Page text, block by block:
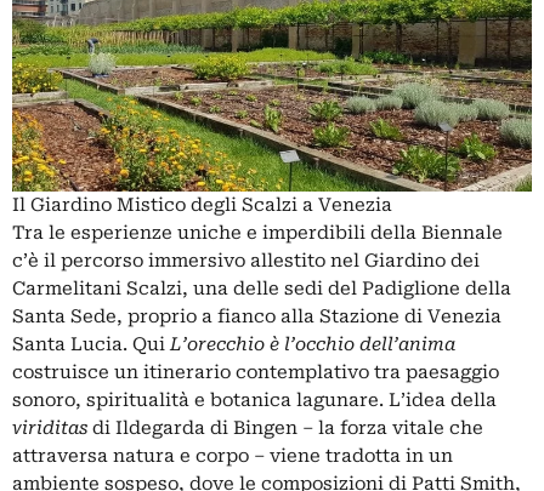
Il Giardino Mistico degli Scalzi a Venezia
Tra le esperienze uniche e imperdibili della Biennale
c’è il percorso immersivo allestito nel Giardino dei
Carmelitani Scalzi, una delle sedi del Padiglione della
Santa Sede, proprio a fianco alla Stazione di Venezia
Santa Lucia. QuiL’orecchio è l’occhio dell’anima
costruisce un itinerario contemplativo tra paesaggio
sonoro, spiritualità e botanica lagunare. L’idea della
viriditas di Ildegarda di Bingen – la forza vitale che
attraversa natura e corpo – viene tradotta in un
ambiente sospeso, dove le composizioni di Patti Smith,